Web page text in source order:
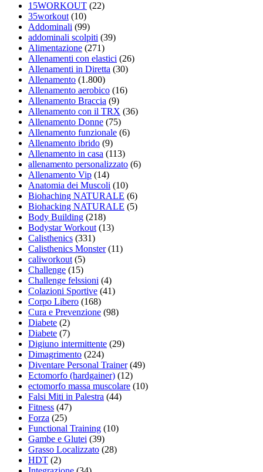
15WORKOUT (22)
35workout(10)
Addominali (99)
addominali scolpiti (39)
Alimentazione (271)
Allenamenti con elastici (26)
Allenamenti in Diretta (30)
Allenamento (1.800)
Allenamento aerobico (16)
Allenamento Braccia (9)
Allenamento con il TRX (36)
Allenamento Donne (75)
Allenamento funzionale (6)
Allenamento ibrido (9)
Allenamento in casa (113)
allenamento personalizzato (6)
Allenamento Vip (14)
Anatomia dei Muscoli (10)
Biohaching NATURALE (6)
Biohacking NATURALE (5)
Body Building (218)
Bodystar Workout(13)
Calisthenics (331)
Calisthenics Monster(11)
caliworkout(5)
Challenge (15)
Challenge felssioni (4)
Colazioni Sportive (41)
Corpo Libero (168)
Cura e Prevenzione (98)
Diabete (2)
Diabete (7)
Digiuno intermittente (29)
Dimagrimento (224)
Diventare Personal Trainer(49)
Ectomorfo (hardgainer) (12)
ectomorfo massa muscolare (10)
Falsi Miti in Palestra (44)
Fitness (47)
Forza (25)
Functional Training (10)
Gambe e Glutei (39)
Grasso Localizzato (28)
HDT (2)